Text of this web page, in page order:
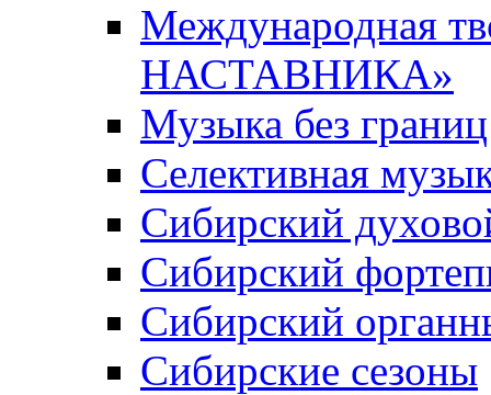
Международная
НАСТАВНИКА»
Музыка без границ
Селективная
Сибирский
Сибирский
Сибирский
Сибирские сезоны